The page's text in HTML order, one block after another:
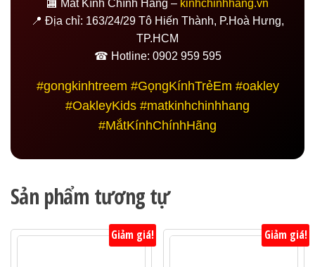
🏬 Mắt Kính Chính Hãng – kinhchinhhang.vn
📍 Địa chỉ: 163/24/29 Tô Hiến Thành, P.Hoà Hưng,
TP.HCM
☎ Hotline: 0902 959 595
#gongkinhtreem #GọngKínhTrẻEm #oakley
#OakleyKids #matkinhchinhhang
#MắtKínhChínhHãng
Sản phẩm tương tự
Giảm giá! Giảm giá!